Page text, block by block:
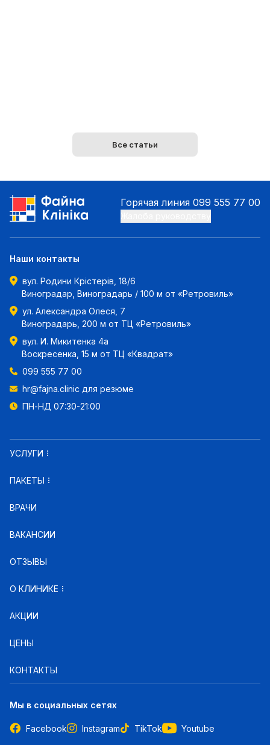
Все статьи
Горячая линия 099 555 77 00
Наши контакты
вул. Родини Крістерів, 18/6
Виноградар, Виноградарь / 100 м от «Ретровиль»
ул. Александра Олеся, 7
Виноградарь, 200 м от ТЦ «Ретровиль»
вул. И. Микитенка 4а
Воскресенка, 15 м от ТЦ «Квадрат»
099 555 77 00
hr@fajna.clinic для резюме
ПН-НД 07:30-21:00
УСЛУГИ
ПАКЕТЫ
ВРАЧИ
ВАКАНСИИ
ОТЗЫВЫ
О КЛИНИКЕ
АКЦИИ
ЦЕНЫ
КОНТАКТЫ
Мы в социальных сетях
Facebook Instagram TikTok Youtube